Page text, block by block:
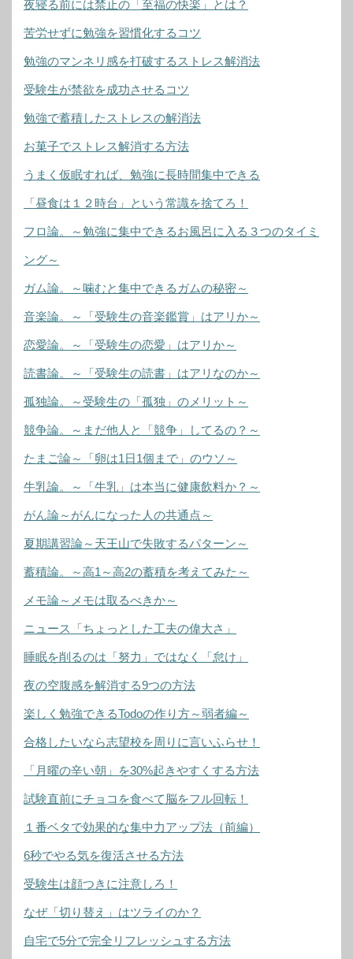
夜寝る前には禁止の「至福の快楽」とは？
苦労せずに勉強を習慣化するコツ
勉強のマンネリ感を打破するストレス解消法
受験生が禁欲を成功させるコツ
勉強で蓄積したストレスの解消法
お菓子でストレス解消する方法
うまく仮眠すれば、勉強に長時間集中できる
「昼食は１２時台」という常識を捨てろ！
フロ論。～勉強に集中できるお風呂に入る３つのタイミ
ング～
ガム論。～噛むと集中できるガムの秘密～
音楽論。～「受験生の音楽鑑賞」はアリか～
恋愛論。～「受験生の恋愛」はアリか～
読書論。～「受験生の読書」はアリなのか～
孤独論。～受験生の「孤独」のメリット～
競争論。～まだ他人と「競争」してるの？～
たまご論～「卵は1日1個まで」のウソ～
牛乳論。～「牛乳」は本当に健康飲料か？～
がん論～がんになった人の共通点～
夏期講習論～天王山で失敗するパターン～
蓄積論。～高1～高2の蓄積を考えてみた～
メモ論～メモは取るべきか～
ニュース「ちょっとした工夫の偉大さ」
睡眠を削るのは「努力」ではなく「怠け」
夜の空腹感を解消する9つの方法
楽しく勉強できるTodoの作り方～弱者編～
合格したいなら志望校を周りに言いふらせ！
「月曜の辛い朝」を30%起きやすくする方法
試験直前にチョコを食べて脳をフル回転！
１番ベタで効果的な集中力アップ法（前編）
6秒でやる気を復活させる方法
受験生は顔つきに注意しろ！
なぜ「切り替え」はツライのか？
自宅で5分で完全リフレッシュする方法